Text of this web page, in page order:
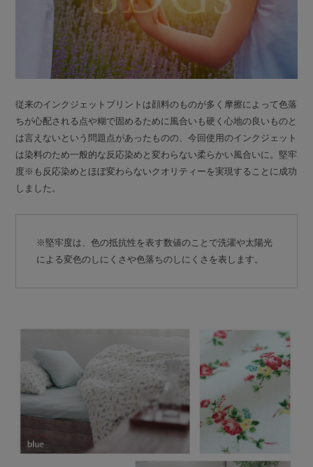
従来のインクジェットプリントは顔料のものが多く摩擦によって色落
ちが心配される点や糊で固めるために風合いも硬く心地の良いものと
は言えないという問題点があったものの、今回使用のインクジェット
は染料のため一般的な反応染めと変わらない柔らかい風合いに。堅牢
度※も反応染めとほぼ変わらないクオリティーを実現することに成功
しました。
※堅牢度は、色の抵抗性を表す数値のことで洗濯や太陽光
による変色のしにくさや色落ちのしにくさを表します。